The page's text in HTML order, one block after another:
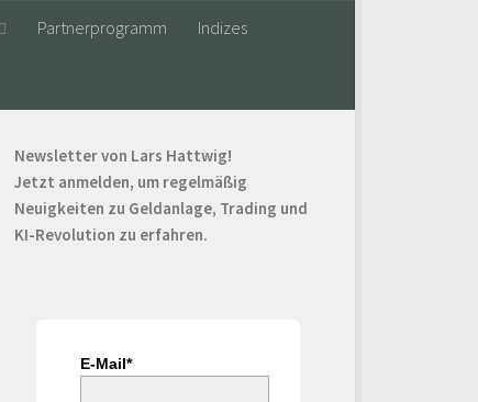
Partnerprogramm Indizes
Newsletter von Lars Hattwig!
Jetzt anmelden, um regelmäßig
Neuigkeiten zu Geldanlage, Trading und
KI-Revolution zu erfahren.
E-Mail*